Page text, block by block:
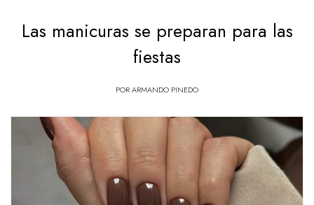
Las manicuras se preparan para las
fiestas
PORARMANDO PINEDO